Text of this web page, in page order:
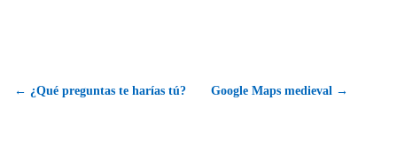
← ¿Qué preguntas te harías tú? Google Maps medieval →